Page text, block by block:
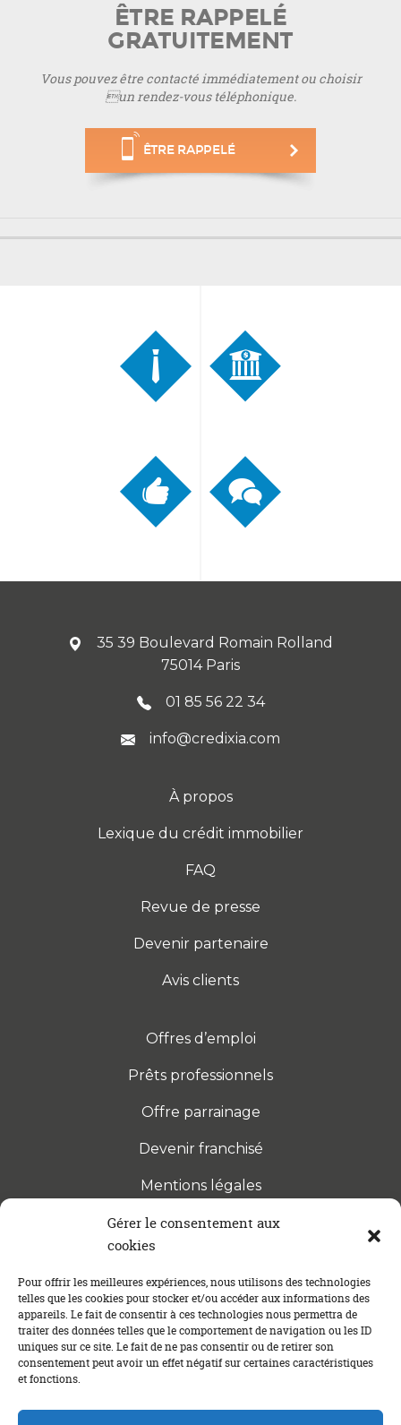
Gérer le consentement aux
cookies
Pour offrir les meilleures expériences, nous utilisons des technologies
telles que les cookies pour stocker et/ou accéder aux informations des
appareils. Le fait de consentir à ces technologies nous permettra de
traiter des données telles que le comportement de navigation ou les ID
uniques sur ce site. Le fait de ne pas consentir ou de retirer son
consentement peut avoir un effet négatif sur certaines caractéristiques
et fonctions.
ÊTRE RAPPELÉ
GRATUITEMENT
Vous pouvez être contacté immédiatement ou choisir
un rendez-vous téléphonique.
ÊTRE RAPPELÉ
35 39 Boulevard Romain Rolland
75014 Paris
01 85 56 22 34
info@credixia.com
À propos
Lexique du crédit immobilier
FAQ
Revue de presse
Devenir partenaire
Avis clients
Offres d’emploi
Prêts professionnels
Offre parrainage
Devenir franchisé
Mentions légales
S’INSCRIRE À LA NEWSLETTER
Abonnez-vous à notre newsletter pour être tenu au
courant des dernières actualités concernant le
crédit immobilier !